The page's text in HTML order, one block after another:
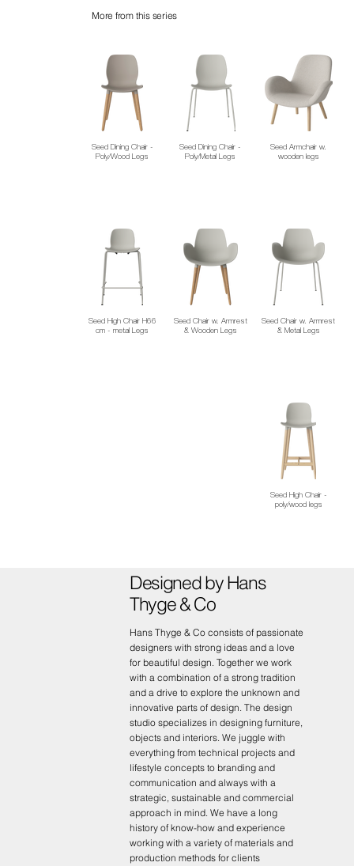
More from this series
Seed Armchair w.
wooden legs
Seed Dining Chair -
Poly/Metal Legs
Seed Dining Chair -
Poly/Wood Legs
Seed Chair w. Armrest
& Metal Legs
Seed Chair w. Armrest
& Wooden Legs
Seed High Chair H66
cm - metal Legs
Seed High Chair -
poly/wood legs
Designed by Hans
Thyge & Co
Hans Thyge & Co consists of passionate
designers with strong ideas and a love
for beautiful design. Together we work
with a combination of a strong tradition
and a drive to explore the unknown and
innovative parts of design. The design
studio specializes in designing furniture,
objects and interiors. We juggle with
everything from technical projects and
lifestyle concepts to branding and
communication and always with a
strategic, sustainable and commercial
approach in mind. We have a long
history of know-how and experience
working with a variety of materials and
production methods for clients